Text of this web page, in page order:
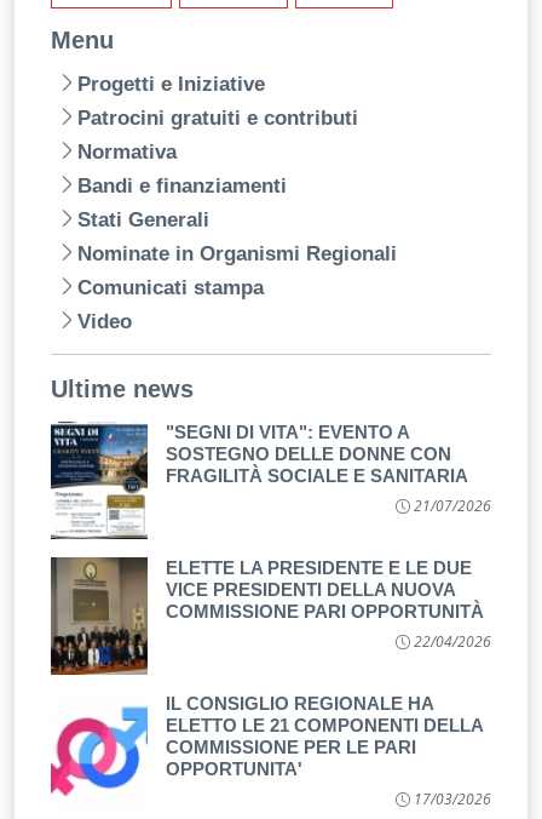
Menu
Progetti e Iniziative
Patrocini gratuiti e contributi
Normativa
Bandi e finanziamenti
Stati Generali
Nominate in Organismi Regionali
Comunicati stampa
Video
Ultime news
"SEGNI DI VITA": EVENTO A
SOSTEGNO DELLE DONNE CON
FRAGILITÀ SOCIALE E SANITARIA
21/07/2026
ELETTE LA PRESIDENTE E LE DUE
VICE PRESIDENTI DELLA NUOVA
COMMISSIONE PARI OPPORTUNITÀ
22/04/2026
IL CONSIGLIO REGIONALE HA
ELETTO LE 21 COMPONENTI DELLA
COMMISSIONE PER LE PARI
OPPORTUNITA'
17/03/2026